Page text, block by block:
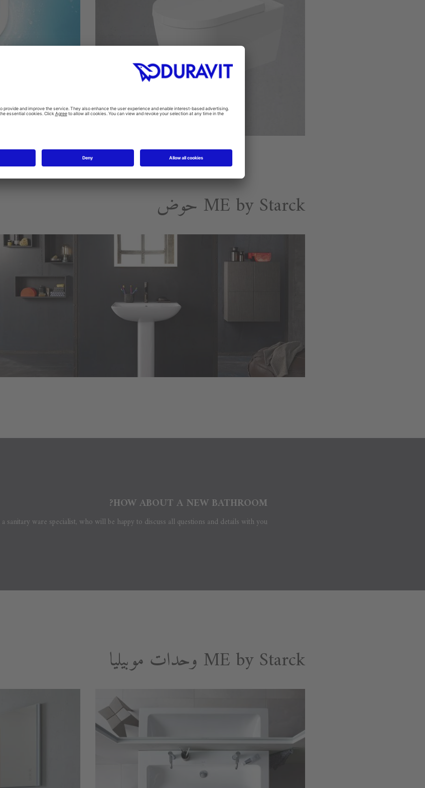
ME by Starck حوض
HOW ABOUT A NEW BATHROOM?
sanitary ware specialist, who will be happy to discuss all questions and details with you.
ME by Starck وحدات موبيليا